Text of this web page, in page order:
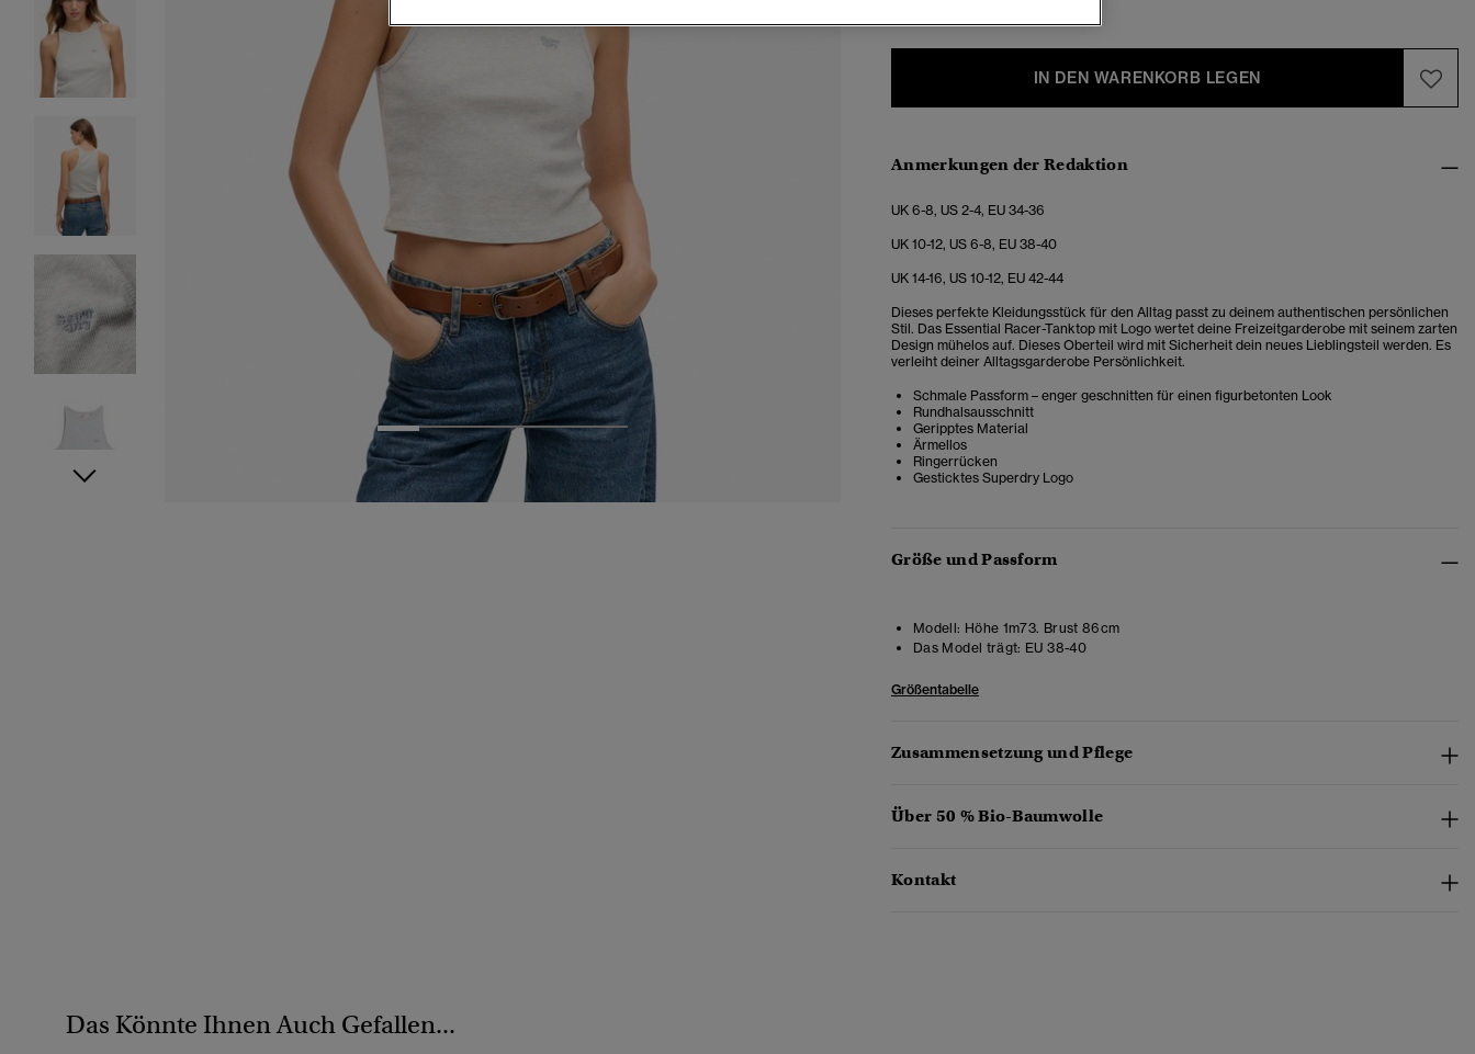
1 2 3 4 5 6
IN DEN WARENKORB LEGEN
Anmerkungen der Redaktion
UK 6-8, US 2-4, EU 34-36
UK 10-12, US 6-8, EU 38-40
UK 14-16, US 10-12, EU 42-44
Dieses perfekte Kleidungsstück für den Alltag passt zu deinem authentischen persönlichen
Stil. Das Essential Racer-Tanktop mit Logo wertet deine Freizeitgarderobe mit seinem zarten
Design mühelos auf. Dieses Oberteil wird mit Sicherheit dein neues Lieblingsteil werden. Es
verleiht deiner Alltagsgarderobe Persönlichkeit.
Schmale Passform – enger geschnitten für einen figurbetonten Look
Rundhalsausschnitt
Geripptes Material
Ärmellos
Ringerrücken
Gesticktes Superdry Logo
Größe und Passform
Modell: Höhe 1m73. Brust 86cm
Das Model trägt: EU 38-40
Größentabelle
Zusammensetzung und Pflege
Über 50 % Bio-Baumwolle
Kontakt
Das Könnte Ihnen Auch Gefallen...